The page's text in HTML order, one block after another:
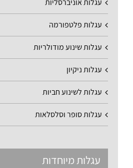
עגלות אוניברסליות
עגלות פלטפורמה
עגלות שינוע מודולריות
עגלות ניקיון
עגלות לשינוע חביות
עגלות סופר וסלסלאות
עגלות מיוחדות